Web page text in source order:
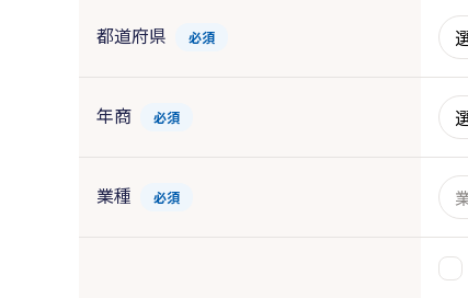
都道府県 必須
年商 必須
業種 必須